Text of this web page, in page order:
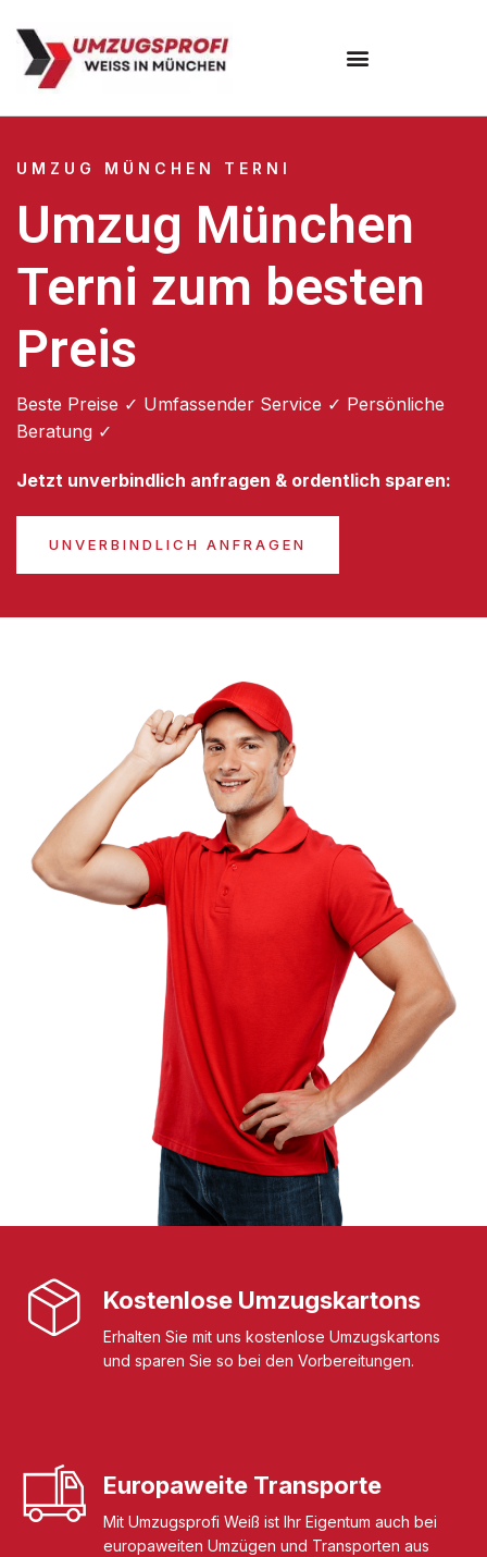
UMZUG MÜNCHEN TERNI
Umzug München
Terni zum besten
Preis
Beste Preise ✓ Umfassender Service ✓ Persönliche
Beratung ✓
Jetzt unverbindlich anfragen & ordentlich sparen:
UNVERBINDLICH ANFRAGEN
Kostenlose Umzugskartons
Erhalten Sie mit uns kostenlose Umzugskartons
und sparen Sie so bei den Vorbereitungen.
Europaweite Transporte
Mit Umzugsprofi Weiß ist Ihr Eigentum auch bei
europaweiten Umzügen und Transporten aus